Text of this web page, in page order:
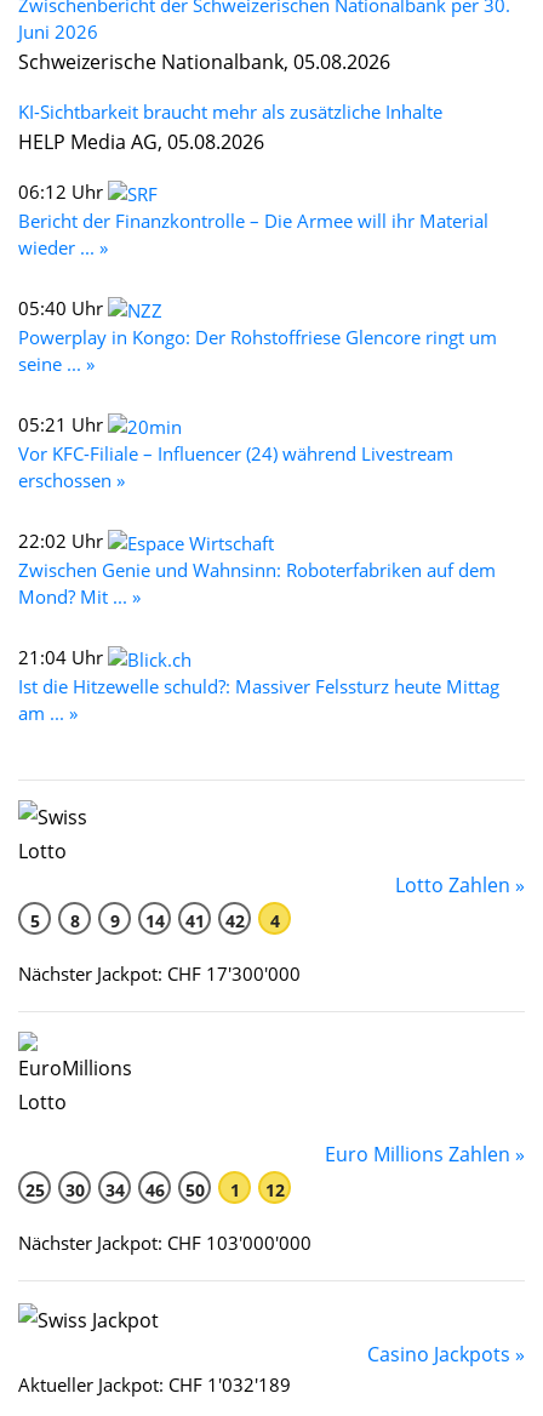
Zwischenbericht der Schweizerischen Nationalbank per 30.
Juni 2026
Schweizerische Nationalbank, 05.08.2026
KI-Sichtbarkeit braucht mehr als zusätzliche Inhalte
HELP Media AG, 05.08.2026
06:12 Uhr
Bericht der Finanzkontrolle – Die Armee will ihr Material
wieder ... »
05:40 Uhr
Powerplay in Kongo: Der Rohstoffriese Glencore ringt um
seine ... »
05:21 Uhr
Vor KFC-Filiale – Influencer (24) während Livestream
erschossen »
22:02 Uhr
Zwischen Genie und Wahnsinn: Roboterfabriken auf dem
Mond? Mit ... »
21:04 Uhr
Ist die Hitzewelle schuld?: Massiver Felssturz heute Mittag
am ... »
Lotto Zahlen »
5 8 9 14 41 42 4
Nächster Jackpot: CHF 17'300'000
Euro Millions Zahlen »
25 30 34 46 50 1 12
Nächster Jackpot: CHF 103'000'000
Casino Jackpots »
Aktueller Jackpot: CHF 1'032'189